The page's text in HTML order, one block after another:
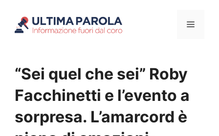
Menu
“Sei quel che sei” Roby
Facchinetti e l’evento a
sorpresa. L’amarcord è